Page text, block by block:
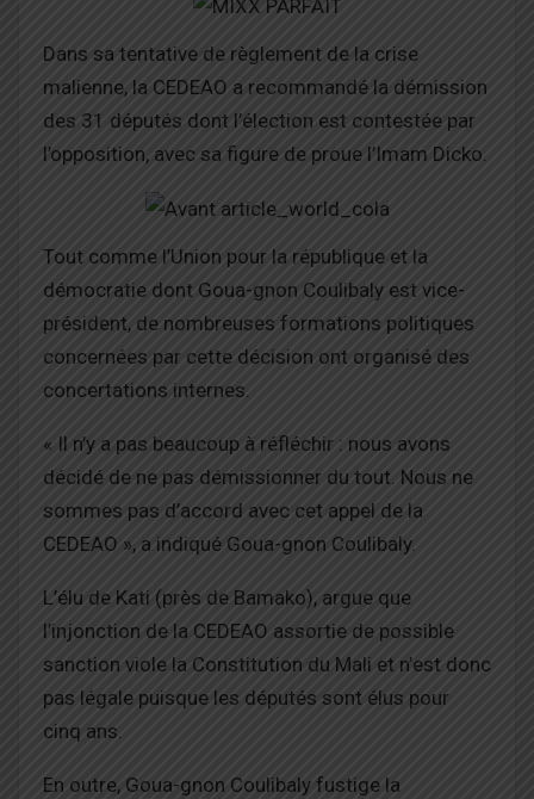
Dans sa tentative de règlement de la crise
malienne, la CEDEAO a recommandé la démission
des 31 députés dont l’élection est contestée par
l’opposition, avec sa figure de proue l’Imam Dicko.
Tout comme l’Union pour la république et la
démocratie dont Goua-gnon Coulibaly est vice-
président, de nombreuses formations politiques
concernées par cette décision ont organisé des
concertations internes.
« Il n’y a pas beaucoup à réfléchir : nous avons
décidé de ne pas démissionner du tout. Nous ne
sommes pas d’accord avec cet appel de la
CEDEAO », a indiqué Goua-gnon Coulibaly.
L’élu de Kati (près de Bamako), argue que
l’injonction de la CEDEAO assortie de possible
sanction viole la Constitution du Mali et n’est donc
pas légale puisque les députés sont élus pour
cinq ans.
En outre, Goua-gnon Coulibaly fustige la